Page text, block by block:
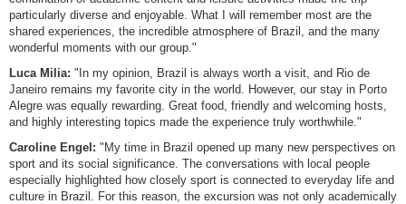
particularly diverse and enjoyable. What I will remember most are the
shared experiences, the incredible atmosphere of Brazil, and the many
wonderful moments with our group."
Luca Milia: "In my opinion, Brazil is always worth a visit, and Rio de
Janeiro remains my favorite city in the world. However, our stay in Porto
Alegre was equally rewarding. Great food, friendly and welcoming hosts,
and highly interesting topics made the experience truly worthwhile."
Caroline Engel: "My time in Brazil opened up many new perspectives on
sport and its social significance. The conversations with local people
especially highlighted how closely sport is connected to everyday life and
culture in Brazil. For this reason, the excursion was not only academically